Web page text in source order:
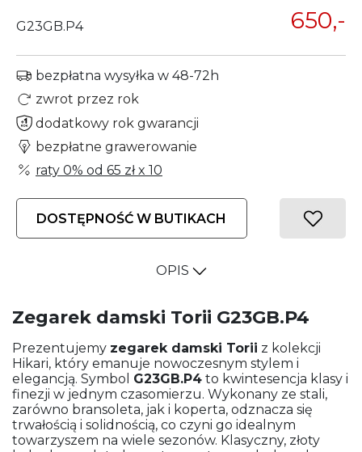
G23GB.P4 650,-
bezpłatna wysyłka w 48-72h
zwrot przez rok
dodatkowy rok gwarancji
bezpłatne grawerowanie
raty 0% od 65 złx 10
DOSTĘPNOŚĆ W BUTIKACH
OPIS
Zegarek damski Torii G23GB.P4
Prezentujemy zegarek damski Torii z kolekcji
Hikari, który emanuje nowoczesnym stylem i
elegancją. Symbol G23GB.P4 to kwintesencja klasy i
finezji w jednym czasomierzu. Wykonany ze stali,
zarówno bransoleta, jak i koperta, odznacza się
trwałością i solidnością, co czyni go idealnym
towarzyszem na wiele sezonów. Klasyczny, złoty